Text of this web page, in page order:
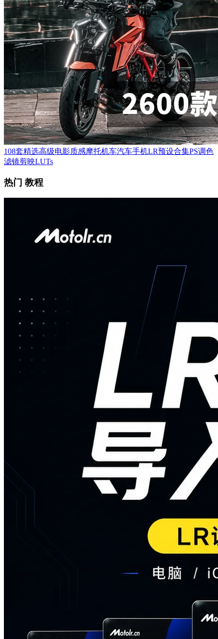
108套精选高级电影质感摩托机车汽车手机LR预设合集PS调色
滤镜剪映LUTs
热门 教程